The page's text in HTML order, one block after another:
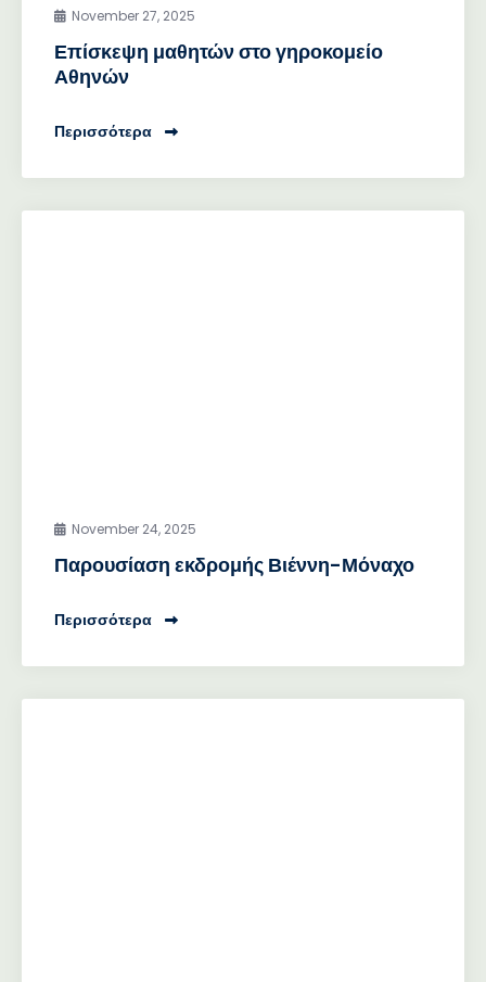
November 27, 2025
Επίσκεψη μαθητών στο γηροκομείο
Αθηνών
Περισσότερα
November 24, 2025
Παρουσίαση εκδρομής Βιέννη-Μόναχο
Περισσότερα